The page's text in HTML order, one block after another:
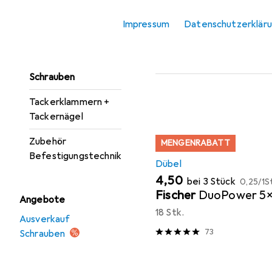
Impressum
Schrauben
Tackerklammern +
Tackernägel
Zubehör
Befestigungstechnik
Angebote
Ausverkauf
Schrauben
Beliebt Dübel
MENGENRABATT
Dübel
EUR
4,50 bei 3 Stück EUR
0,25/
Fischer DuoPower
18 Stk.
73